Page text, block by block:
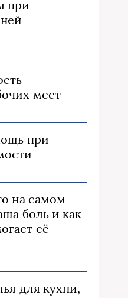
при
мест
при
на самом
боль и как
её
для кухни,